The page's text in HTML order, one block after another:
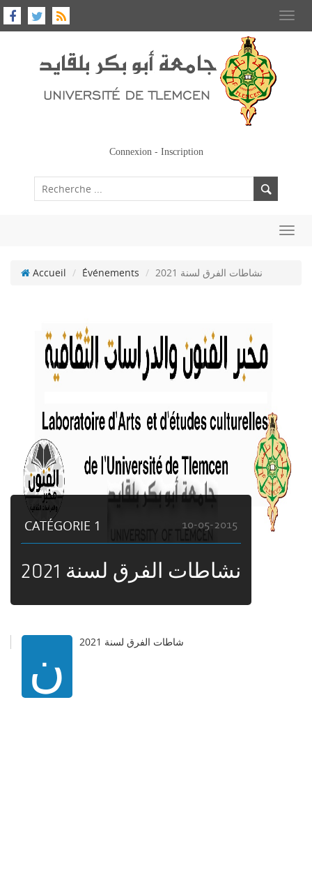
Connexion- Inscription
Accueil Événements نشاطات الفرق لسنة 2021
CATÉGORIE 1 10-05-2015
نشاطات الفرق لسنة 2021
ن شاطات الفرق لسنة 2021